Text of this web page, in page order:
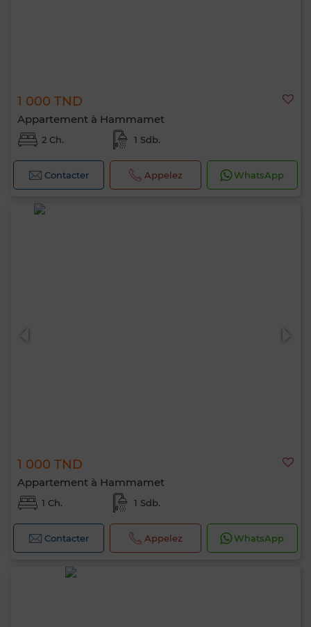
1 000 TND
Appartement à Hammamet
2 Ch. 1 Sdb.
Contacter Appelez WhatsApp
1 000 TND
Appartement à Hammamet
1 Ch. 1 Sdb.
Contacter Appelez WhatsApp